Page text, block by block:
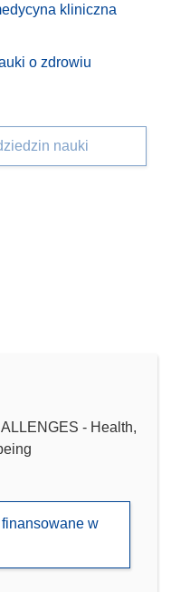
kliniczna
o zdrowiu
nauki
- Health,
w